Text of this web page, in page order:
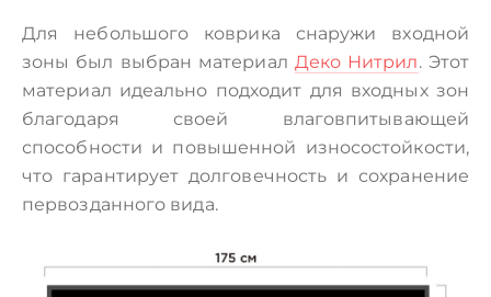
Для небольшого коврика снаружи входной
зоны был выбран материал Деко Нитрил. Этот
материал идеально подходит для входных зон
благодаря своей влаговпитывающей
способности и повышенной износостойкости,
что гарантирует долговечность и сохранение
первозданного вида.